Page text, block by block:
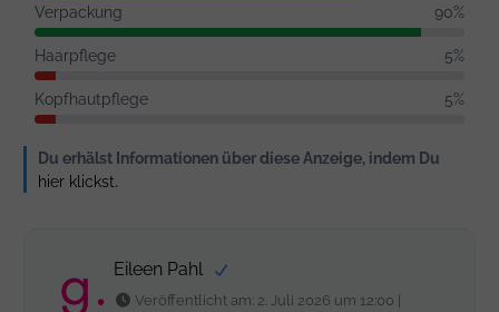
Verpackung 90%
Haarpflege 5%
Kopfhautpflege 5%
Du erhälst Informationen über diese Anzeige, indem Du
hier klickst.
Eileen Pahl
Veröffentlicht am: 2. Juli 2026 um 12:00 |